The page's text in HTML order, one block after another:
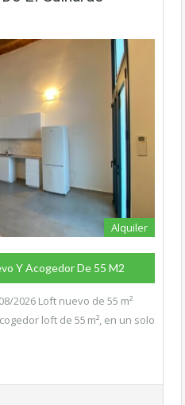
Alquiler
Y Acogedor De 55 M2
2026 Loft nuevo de 55 m²
loft de 55 m², en un solo